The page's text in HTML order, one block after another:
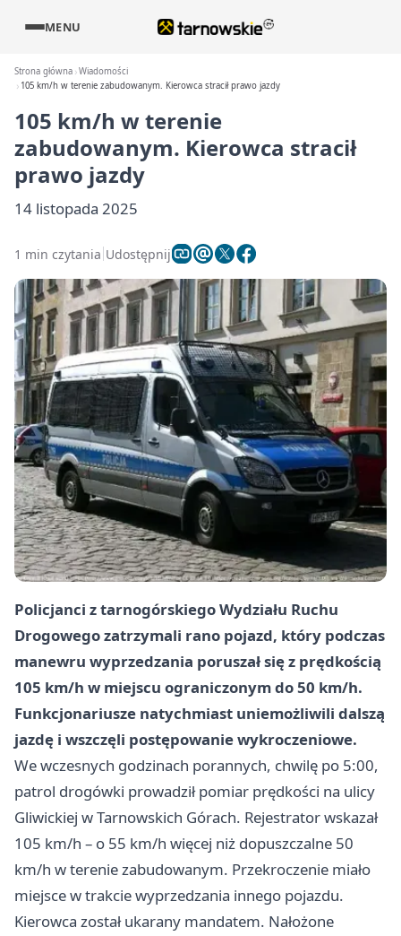
MENU
Strona główna Wiadomości
105 km/h w terenie zabudowanym. Kierowca stracił prawo jazdy
105 km/h w terenie
zabudowanym. Kierowca stracił
prawo jazdy
14 listopada 2025
1 min czytania Udostępnij
Policjanci z tarnogórskiego Wydziału Ruchu
Drogowego zatrzymali rano pojazd, który podczas
manewru wyprzedzania poruszał się z prędkością
105 km/h w miejscu ograniczonym do 50 km/h.
Funkcjonariusze natychmiast uniemożliwili dalszą
jazdę i wszczęli postępowanie wykroczeniowe.
We wczesnych godzinach porannych, chwilę po 5:00,
patrol drogówki prowadził pomiar prędkości na ulicy
Gliwickiej w Tarnowskich Górach. Rejestrator wskazał
105 km/h – o 55 km/h więcej niż dopuszczalne 50
km/h w terenie zabudowanym. Przekroczenie miało
miejsce w trakcie wyprzedzania innego pojazdu.
Kierowca został ukarany mandatem. Nałożone